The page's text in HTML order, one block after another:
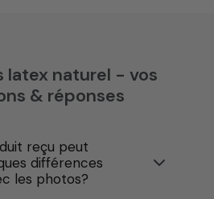
latex naturel - vos
& réponses
reçu peut
différences
les photos?